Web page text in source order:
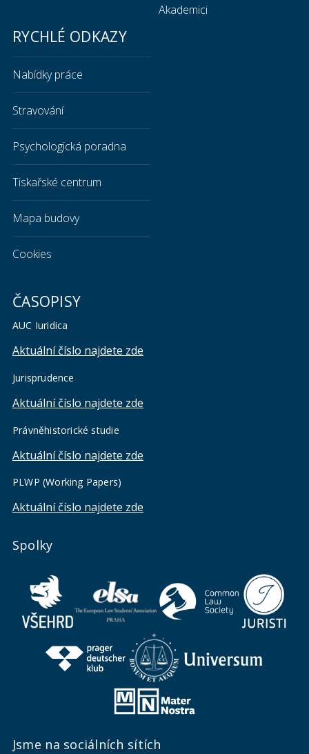
Akademici
RYCHLÉ ODKAZY
Nabídky práce
Stravování
Psychologická poradna
Tiskařské centrum
Mapa budovy
Cookies
ČASOPISY
AUC Iuridica
Aktuální číslo najdete zde
Jurisprudence
Aktuální číslo najdete zde
Právněhistorické studie
Aktuální číslo najdete zde
PLWP (Working Papers)
Aktuální číslo najdete zde
Spolky
Jsme na sociálních sítích